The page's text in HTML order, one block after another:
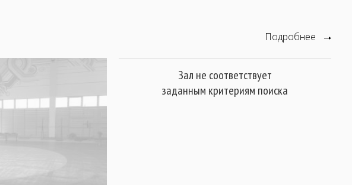
Подробнее
Зал не соответствует
заданным критериям поиска